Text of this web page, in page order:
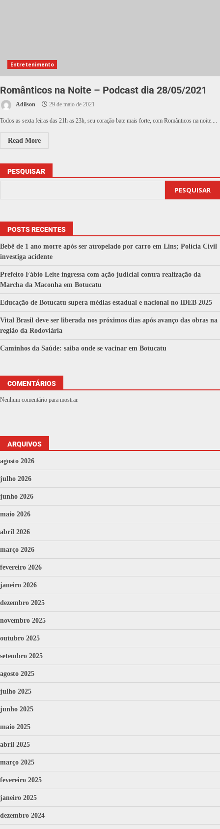
Entretenimento
Românticos na Noite – Podcast dia 28/05/2021
Adilson 29 de maio de 2021
Todos as sexta feiras das 21h as 23h, seu coração bate mais forte, com Românticos na noite....
Read More
PESQUISAR
PESQUISAR
POSTS RECENTES
Bebê de 1 ano morre após ser atropelado por carro em Lins; Polícia Civil
investiga acidente
Prefeito Fábio Leite ingressa com ação judicial contra realização da
Marcha da Maconha em Botucatu
Educação de Botucatu supera médias estadual e nacional no IDEB 2025
Vital Brasil deve ser liberada nos próximos dias após avanço das obras na
região da Rodoviária
Caminhos da Saúde: saiba onde se vacinar em Botucatu
COMENTÁRIOS
Nenhum comentário para mostrar.
ARQUIVOS
agosto 2026
julho 2026
junho 2026
maio 2026
abril 2026
março 2026
fevereiro 2026
janeiro 2026
dezembro 2025
novembro 2025
outubro 2025
setembro 2025
agosto 2025
julho 2025
junho 2025
maio 2025
abril 2025
março 2025
fevereiro 2025
janeiro 2025
dezembro 2024